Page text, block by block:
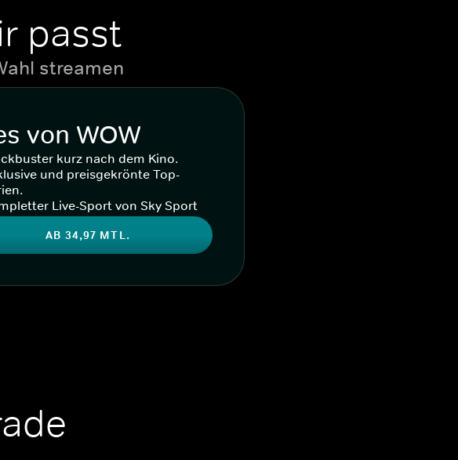
passt
streamen
von WOW
kurz nach dem Kino.
und preisgekrönte Top-
Live-Sport von Sky Sport
AB 34,97 MTL.